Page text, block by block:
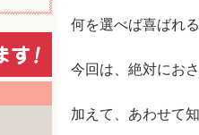
何を選べば喜ばれ
今回は、絶対にお
加えて、あわせて